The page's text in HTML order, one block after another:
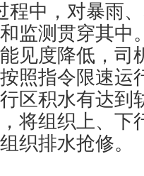
程中，对暴雨
监测贯穿其中
见度降低，司
照指令限速运
区积水有达到
将组织上、下
织排水抢修。